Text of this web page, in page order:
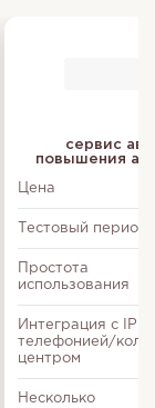
сервис
повышения
Цена
Тестовый период
Простота
использования
Интеграция с IP
телефонией/колл-
центром
Несколько